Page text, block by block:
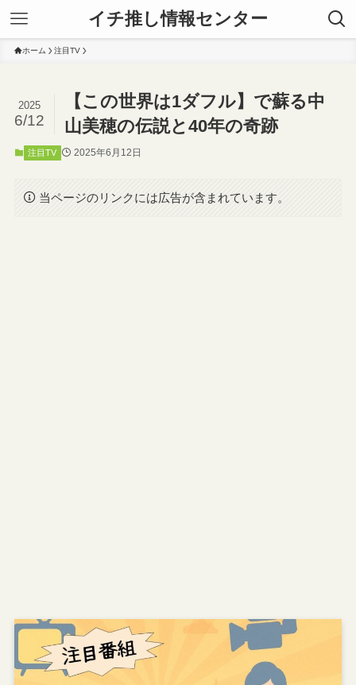
イチ推し情報センター
ホーム 注目TV
【この世界は1ダフル】で蘇る中
山美穂の伝説と40年の奇跡
2025
6/12
注目TV 2025年6月12日
当ページのリンクには広告が含まれています。